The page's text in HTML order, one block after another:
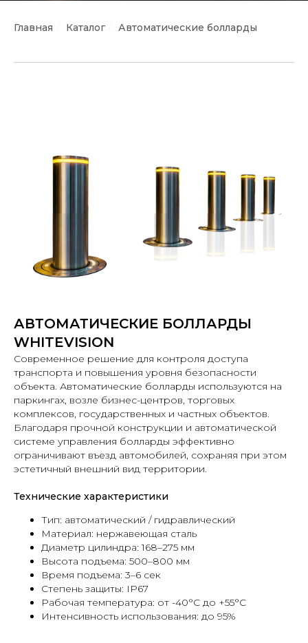
Главная Каталог Автоматические болларды
АВТОМАТИЧЕСКИЕ БОЛЛАРДЫ
WHITEVISION
Современное решение для контроля доступа
транспорта и повышения уровня безопасности
объекта. Автоматические болларды используются на
паркингах, возле бизнес-центров, торговых
комплексов, государственных и частных объектов.
Благодаря прочной конструкции и автоматической
системе управления болларды эффективно
ограничивают въезд автомобилей, сохраняя при этом
эстетичный внешний вид территории.
Технические характеристики
Тип: автоматический / гидравлический
Материал: нержавеющая сталь
Диаметр цилиндра: 168–275 мм
Высота подъема: 500–800 мм
Время подъема: 3–6 сек
Степень защиты: IP67
Рабочая температура: от -40°C до +55°C
Интенсивность использования: до 95%